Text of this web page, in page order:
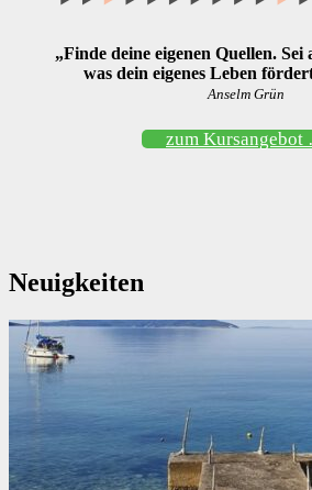
„Finde deine eigenen Quellen. Sei
was dein eigenes Leben
Anselm Grün
zum
Neuigkeiten